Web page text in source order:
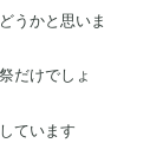
うかと思いま
だけでしょ
ています